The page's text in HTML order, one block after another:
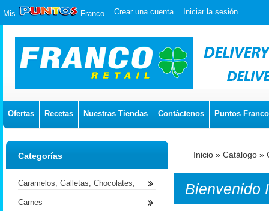
Mis Franco Crear una cuenta Iniciar la sesión
Ofertas Recetas Nuestras Tiendas Contáctenos Puntos Franco
Inicio » Catálogo »
Bienvenido
Categorías
Caramelos, Galletas, Chocolates,
Carnes